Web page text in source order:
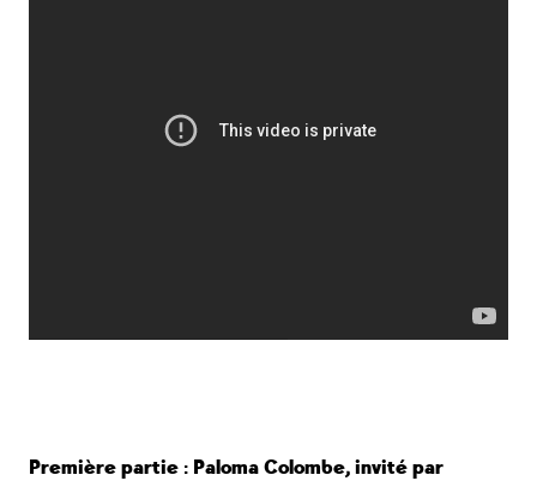
Première partie : Paloma Colombe, invité par